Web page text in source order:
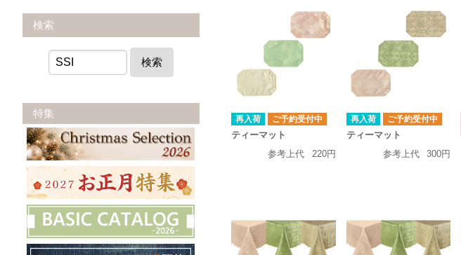
再入荷 ご予約受付中
ティーマット
参考上代
220円
再入荷 ご予約受付中
ティーマット
参考上代
300円
検索
検索
特集